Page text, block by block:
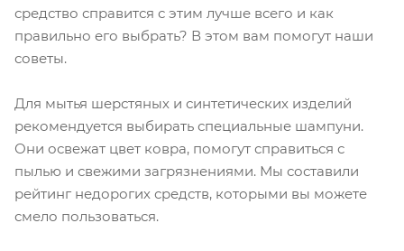
средство справится с этим лучше всего и как
правильно его выбрать? В этом вам помогут наши
советы.
Для мытья шерстяных и синтетических изделий
рекомендуется выбирать специальные шампуни.
Они освежат цвет ковра, помогут справиться с
пылью и свежими загрязнениями. Мы составили
рейтинг недорогих средств, которыми вы можете
смело пользоваться.